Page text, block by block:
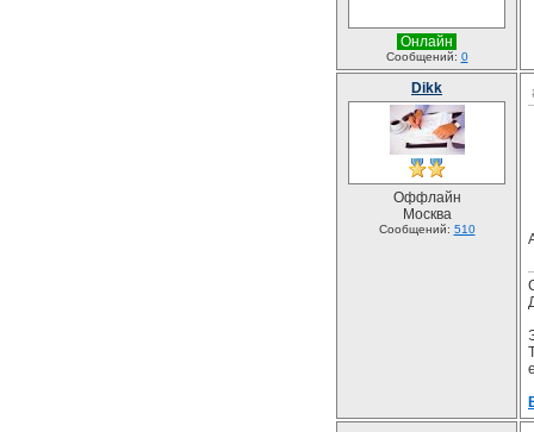
Онлайн
Сообщений: 0
Dikk
Оффлайн
Москва
Сообщений: 510